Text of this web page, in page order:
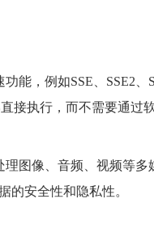
能，例如SSE、SSE2、
接执行，而不需要通过
理图像、音频、视频等
的安全性和隐私性。